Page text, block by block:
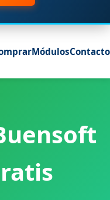
MódulosContacto